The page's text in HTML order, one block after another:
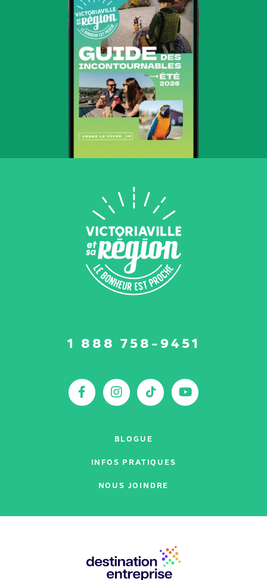
1 888 758-9451
Facebook
Instagram
TikTok
BLOGUE
INFOS PRATIQUES
NOUS JOINDRE
partenaires
: